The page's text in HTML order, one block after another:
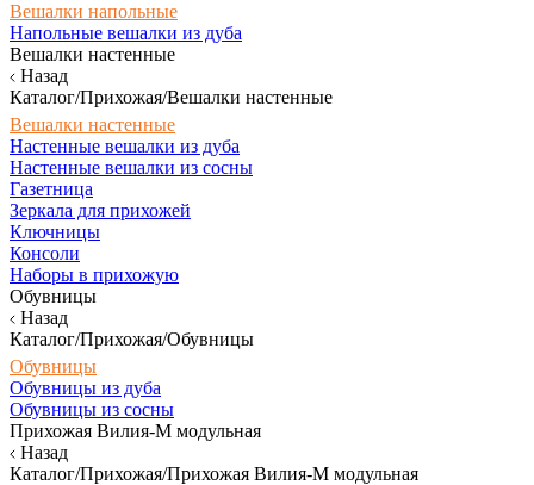
Вешалки напольные
Напольные вешалки из дуба
Вешалки настенные
Назад
Каталог/Прихожая/Вешалки настенные
Вешалки настенные
Настенные вешалки из дуба
Настенные вешалки из сосны
Газетница
Зеркала для прихожей
Ключницы
Консоли
Наборы в прихожую
Обувницы
Назад
Каталог/Прихожая/Обувницы
Обувницы
Обувницы из дуба
Обувницы из сосны
Прихожая Вилия-М модульная
Назад
Каталог/Прихожая/Прихожая Вилия-М модульная